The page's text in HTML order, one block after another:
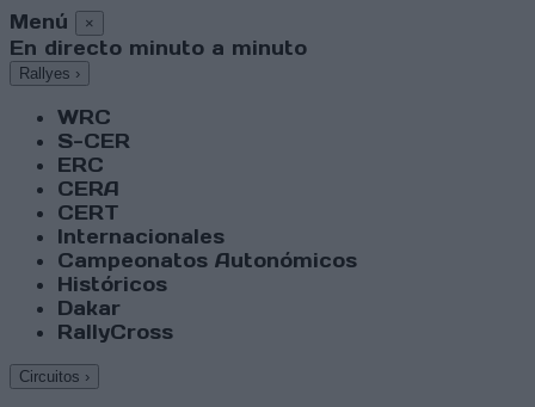
Menú ×
En directo minuto a minuto
Rallyes ›
WRC
S-CER
ERC
CERA
CERT
Internacionales
Campeonatos Autonómicos
Históricos
Dakar
RallyCross
Circuitos ›